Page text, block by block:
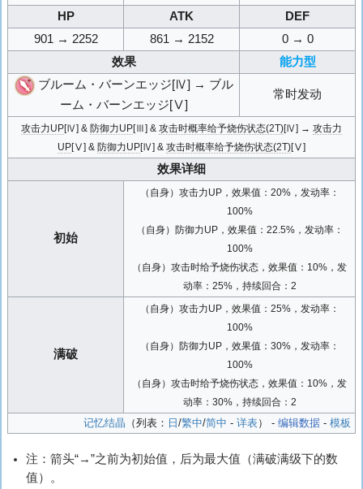
HP
ATK
DEF
901 → 2252
861 → 2152
0 → 0
效果
能力型
ブルーム・バーンエッジ[Ⅳ] → ブル
ーム・バーンエッジ[Ⅴ]
常时发动
攻击力UP[Ⅳ] & 防御力UP[Ⅲ] & 攻击时概率给予烧伤状态(2T)[Ⅳ] → 攻击力
UP[Ⅴ] & 防御力UP[Ⅳ] & 攻击时概率给予烧伤状态(2T)[Ⅴ]
效果详细
初始
（自身）攻击力UP，效果值：20%，发动率：
100%
（自身）防御力UP，效果值：22.5%，发动率：
100%
（自身）攻击时给予烧伤状态，效果值：10%，发
动率：25%，持续回合：2
满破
（自身）攻击力UP，效果值：25%，发动率：
100%
（自身）防御力UP，效果值：30%，发动率：
100%
（自身）攻击时给予烧伤状态，效果值：10%，发
动率：30%，持续回合：2
记忆结晶 （列表： 日 /繁中/简中 - 详表） - 编辑数据- 模板
注：箭头“→”之前为初始值，后为最大值（满破满级下的数
值）。